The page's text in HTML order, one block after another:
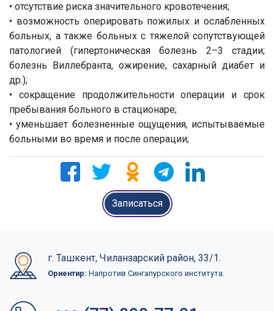
• отсутствие риска значительного кровотечения;
• возможность оперировать пожилых и ослабленных
больных, а также больных с тяжелой сопутствующей
патологией (гипертоническая болезнь 2–3 стадии;
болезнь Виллебранта, ожирение, сахарный диабет и
др.);
• сокращение продолжительности операции и срок
пребывания больного в стационаре;
• уменьшает болезненные ощущения, испытываемые
больными во время и после операции;
Записаться
г. Ташкент, Чиланзарский район, 33/1.
Ориентир: Напротив Сингапурского института.